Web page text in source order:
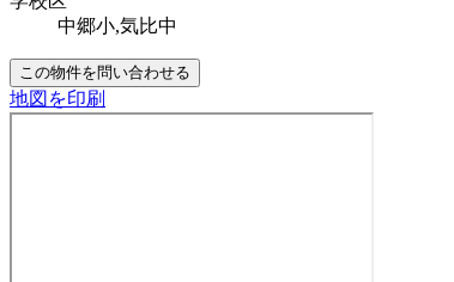
中郷小,気比中
この物件を問い合わせる
地図を印刷